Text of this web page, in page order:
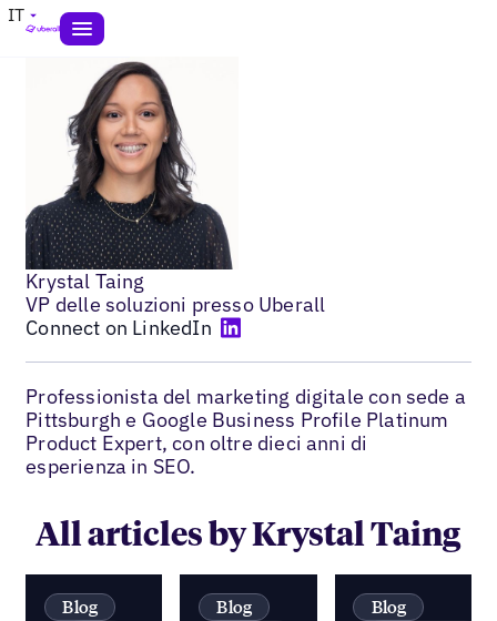
IT
Krystal Taing
VP delle soluzioni presso Uberall
Connect on LinkedIn
Professionista del marketing digitale con sede a
Pittsburgh e Google Business Profile Platinum
Product Expert, con oltre dieci anni di
esperienza in SEO.
All articles by Krystal Taing
Blog
Blog
Blog